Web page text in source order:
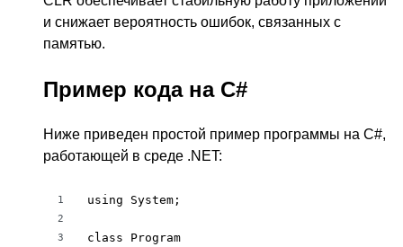
и снижает вероятность ошибок, связанных с
памятью.
Пример кода на C#
Ниже приведен простой пример программы на C#,
работающей в среде .NET:
1
2
3
using System;
class Program